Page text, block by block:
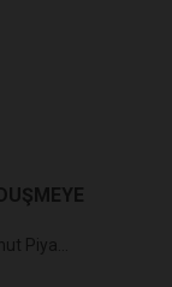
Piya...